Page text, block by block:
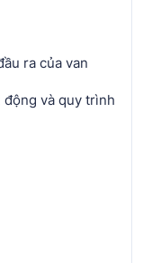
ra của van
và quy trình